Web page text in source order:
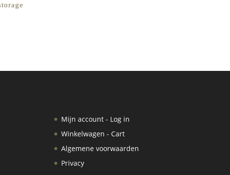
Mijn account - Log in
Winkelwagen - Cart
Algemene voorwaarden
Privacy